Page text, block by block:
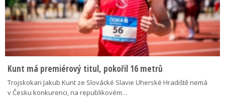
Kunt má premiérový titul, pokořil 16 metrů
Trojskokan Jakub Kunt ze Slovácké Slavie Uherské Hradiště nemá
v Česku konkurenci, na republikovém…